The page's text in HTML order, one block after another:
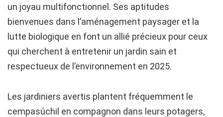
un joyau multifonctionnel. Ses aptitudes
bienvenues dans l’aménagement paysager et la
lutte biologique en font un allié précieux pour ceux
qui cherchent à entretenir un jardin sain et
respectueux de l’environnement en 2025.
Les jardiniers avertis plantent fréquemment le
cempasúchil en compagnon dans leurs potagers,